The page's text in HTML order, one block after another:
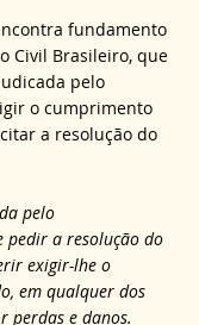
fundamento
Civil Brasileiro, que
pelo
o cumprimento
a resolução do
pelo
pedir a resolução do
exigir-lhe o
em qualquer dos
perdas e danos.